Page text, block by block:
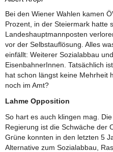
Bei den Wiener Wahlen kamen
Prozent, in der Steiermark hatte
Landeshauptmannposten
vor der Selbstauflösung. Alles
einfällt: Weiterer Sozialabbau
EisenbahnerInnen. Tatsächlich
hat schon längst keine Mehrheit
noch im Amt?
Lahme Opposition
So hart es auch klingen mag.
Regierung ist die Schwäche der
Grüne konnten in den letzten 5
Alternative zum Sozialabbau,